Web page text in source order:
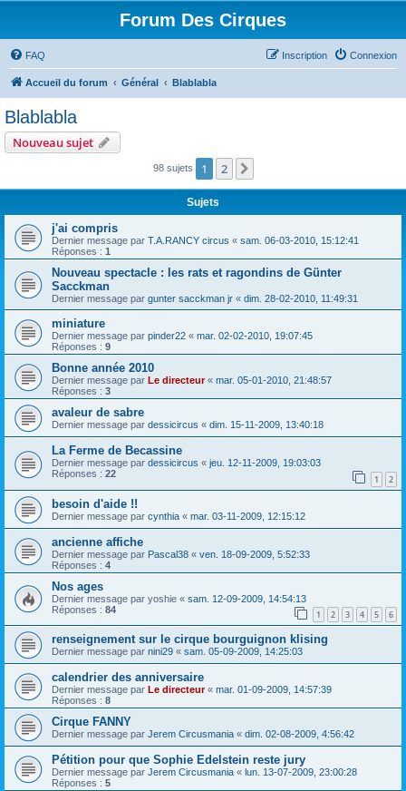
Forum Des Cirques
FAQ Connexion
Inscription
Accueil du forum Général Blablabla
Blablabla
Nouveau sujet
98 sujets 1 2
Sujets
j'ai compris
Dernier message par T.A.RANCY circus « sam. 06-03-2010, 15:12:41
Réponses : 1
Nouveau spectacle : les rats et ragondins de Günter
Sacckman
Dernier message par gunter sacckman jr « dim. 28-02-2010, 11:49:31
miniature
Dernier message par pinder22 « mar. 02-02-2010, 19:07:45
Réponses : 9
Bonne année 2010
Dernier message par Le directeur« mar. 05-01-2010, 21:48:57
Réponses : 3
avaleur de sabre
Dernier message par dessicircus « dim. 15-11-2009, 13:40:18
La Ferme de Becassine
Dernier message par dessicircus « jeu. 12-11-2009, 19:03:03
Réponses : 22 1 2
besoin d'aide !!
Dernier message par cynthia « mar. 03-11-2009, 12:15:12
ancienne affiche
Dernier message par Pascal38 « ven. 18-09-2009, 5:52:33
Réponses : 4
Nos ages
Dernier message par yoshie « sam. 12-09-2009, 14:54:13
Réponses : 84 1 2 3 4 5 6
renseignement sur le cirque bourguignon klising
Dernier message par nini29 « sam. 05-09-2009, 14:25:03
calendrier des anniversaire
Dernier message par Le directeur« mar. 01-09-2009, 14:57:39
Réponses : 8
Cirque FANNY
Dernier message par Jerem Circusmania « dim. 02-08-2009, 4:56:42
Pétition pour que Sophie Edelstein reste jury
Dernier message par Jerem Circusmania « lun. 13-07-2009, 23:00:28
Réponses : 5